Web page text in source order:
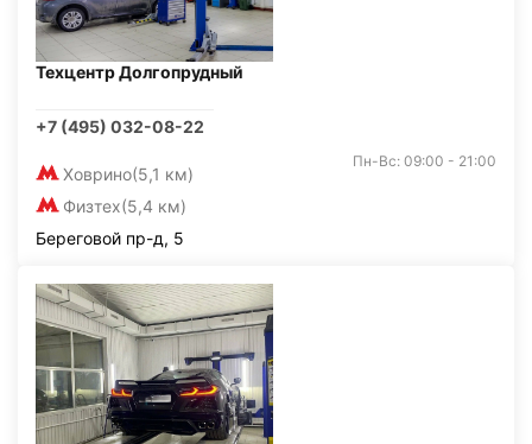
Техцентр Долгопрудный
+7 (495) 032-08-22
Ховрино(5,1 км)
Физтех(5,4 км)
Пн-Вс: 09:00 - 21:00
Береговой пр-д, 5